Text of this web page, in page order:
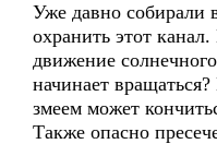
Уже давно собирали
охранить этот
движение
начинает
змеем может
Также опасно